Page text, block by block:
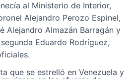
al Ministerio de Interior,
Alejandro Perozo Espinel,
Alejandro Almazán Barragán y
Eduardo Rodríguez,